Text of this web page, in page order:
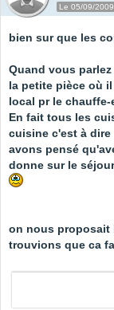
Le 05/09/
bien sur que les
Quand vous
la petite pièce où
local pr le chauffe-
En fait tous les
cuisine c'est à
avons pensé
donne sur le
on nous proposait
trouvions que ca